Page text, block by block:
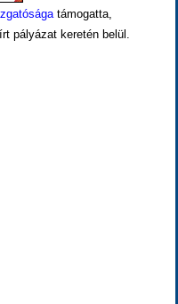
támogatta,
pályázat keretén belül.